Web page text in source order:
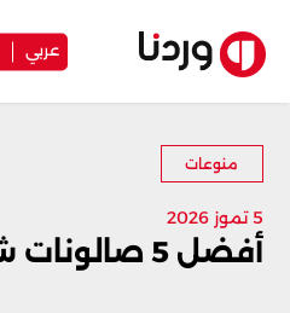
عربي
منوعات
5 تموز 2026
أفضل 5 صالونات شعر في بيروت